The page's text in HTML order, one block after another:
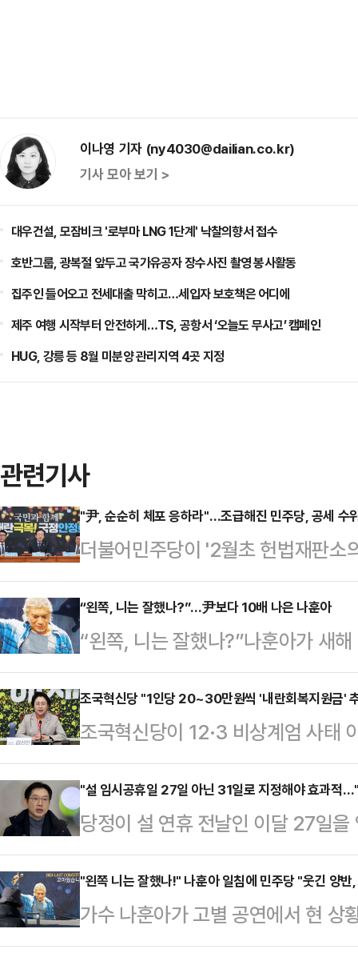
이나영 기자 (ny4030@dailian.co.kr)
기사 모아 보기 >
대우건설, 모잠비크 '로부마 LNG 1단계' 낙찰의향서 접수
호반그룹, 광복절 앞두고 국가유공자 장수사진 촬영 봉사활동
집주인 들어오고 전세대출 막히고…세입자 보호책은 어디에
제주 여행 시작부터 안전하게…TS, 공항서 ‘오늘도 무사고’ 캠페인
HUG, 강릉 등 8월 미분양 관리지역 4곳 지정
관련기사
"尹, 순순히 체포 응하라"…조급해진 민주당, 공세 수
더불어민주당이 '2월초 헌법재판
선'이라는 타임라인 달성을 내부적
일 거라는 예측이 빗나가면서 조급
락했던 국민의힘 지지율이 최근 회
명 대표의 공직선거법 위반 혐의 2
심판과 별개로, 민주당은 윤 대통령
되는 상황을 '정치적 도구'로 활용
지만 윤 대통령 '체포…
“왼쪽, 니는 잘했나?”…尹보다 10배 나은 나훈아
“왼쪽, 니는 잘했나?”나훈아가 새
한 ‘왼쪽’ 사람들은 꼴통 오른쪽 연
해하고 있다. 일제 침략에 “조선,
닫고 그냥 갈 것이지”라는 ‘어른’
옳은 말을 했고, 왼쪽 오른쪽 정치
중에서도 제일 얼굴색이 변했을 이
여론 움직임에 가장 민감한 처지에
민주당…
조국혁신당 "1인당 20~30만원씩 '내란회복지원금'
조국혁신당이 12·3 비상계엄 사태
인당 20~30만원의 '내란회복지원
혁신당 대표 권한대행은 12일 오전
당과 추가경정예산 편성을 논의하
혔다.김 권한대행은 "윤석열 대통
제가 말할 수 없이 침체되고 있다"
동성을 지원하는 것이 필요하다"고
정책위원회에서 1인당 …
"설 임시공휴일 27일 아닌 31일로 지정해야 효과적
당정이 설 연휴 전날인 이달 27일
일로 변경해야 한다는 의견이 잇따
12일 자신의 SNS에 "임시공휴일
원오 성동구청장 의견에 백배 공감
내란으로 나라를 어지럽히고 민생
"왼쪽 니는 잘했나!" 나훈아 일침에 민주당 "웃긴 양반
가수 나훈아가 고별 공연에서 현 상
있지 않다는 비판 발언을 한 것에